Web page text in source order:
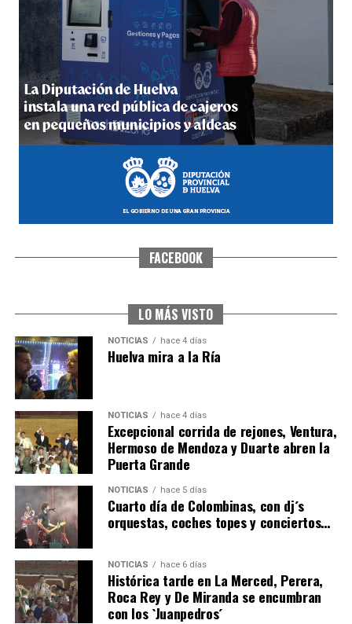
4º DÍA DE LAS FIESTAS COLOMBINAS 2026
hace 5 días·Huelvatv
SEXTA CORRIDA DE LAS FIESTAS COLOMBINAS
6º DÍA DE LAS FIESTAS COLOMBINAS 2026
hace 3 días Huelvatv
FACEBOOK
LO MÁS VISTO
NOTICIAS hace 4 días
Huelva mira a la Ría
NOTICIAS hace 4 días
Excepcional corrida de rejones, Ventura,
Hermoso de Mendoza y Duarte abren la
Puerta Grande
NOTICIAS hace 5 días
Cuarto día de Colombinas, con dj´s
orquestas, coches topes y conciertos…
NOTICIAS hace 6 días
Histórica tarde en La Merced, Perera,
Roca Rey y De Miranda se encumbran
con los `Juanpedros´